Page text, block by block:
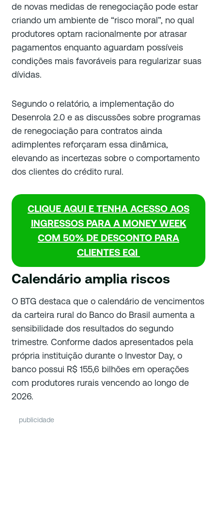
de novas medidas de renegociação pode estar
criando um ambiente de “risco moral”, no qual
produtores optam racionalmente por atrasar
pagamentos enquanto aguardam possíveis
condições mais favoráveis para regularizar suas
dívidas.
Segundo o relatório, a implementação do
Desenrola 2.0 e as discussões sobre programas
de renegociação para contratos ainda
adimplentes reforçaram essa dinâmica,
elevando as incertezas sobre o comportamento
dos clientes do crédito rural.
CLIQUE AQUI E TENHA ACESSO AOS
INGRESSOS PARA A MONEY WEEK
COM 50% DE DESCONTO PARA
CLIENTES EQI
Calendário amplia riscos
O BTG destaca que o calendário de vencimentos
da carteira rural do Banco do Brasil aumenta a
sensibilidade dos resultados do segundo
trimestre. Conforme dados apresentados pela
própria instituição durante o Investor Day, o
banco possui R$ 155,6 bilhões em operações
com produtores rurais vencendo ao longo de
2026.
publicidade